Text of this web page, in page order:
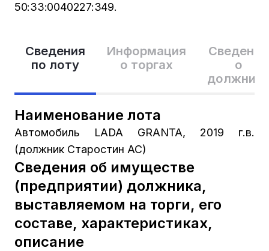
Сведения
по лоту
Информация
о торгах
Сведения
о
Наименование лота
Автомобиль LADA GRANTA, 2019 г.в.
(должник Старостин АС)
Сведения об имуществе
(предприятии) должника,
выставляемом на торги, его
составе, характеристиках,
описание
50:33:0040227:349.